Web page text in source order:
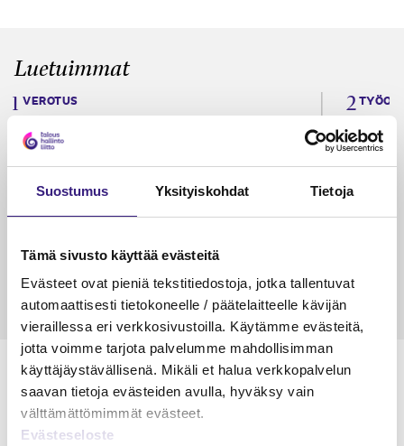
Suostumus Yksityiskohdat Tietoja
Tämä sivusto käyttää evästeitä
Evästeet ovat pieniä tekstitiedostoja, jotka tallentuvat
automaattisesti tietokoneelle / päätelaitteelle kävijän
vieraillessa eri verkkosivustoilla. Käytämme evästeitä,
jotta voimme tarjota palvelumme mahdollisimman
käyttäjäystävällisenä. Mikäli et halua verkkopalvelun
saavan tietoja evästeiden avulla, hyväksy vain
välttämättömimmät evästeet.
Evästeseloste
Luetuimmat
VEROTUS
Kulu­veloitukset arvon­lisä­
verotuksessa – omien kulujen
veloitus ja läpi­laskutus